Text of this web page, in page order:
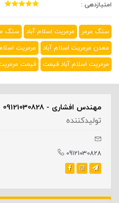
امتیازدهی :
سنگ مرمر مرمریت اسلام آباد
سنگ
معدن مرمریت اسلام آباد
مرمریت
مرمریت اسلام آباد قیمت
قیمت مرمریت
مهندس افشاری - 09121030828
تولیدکننده
09121030828